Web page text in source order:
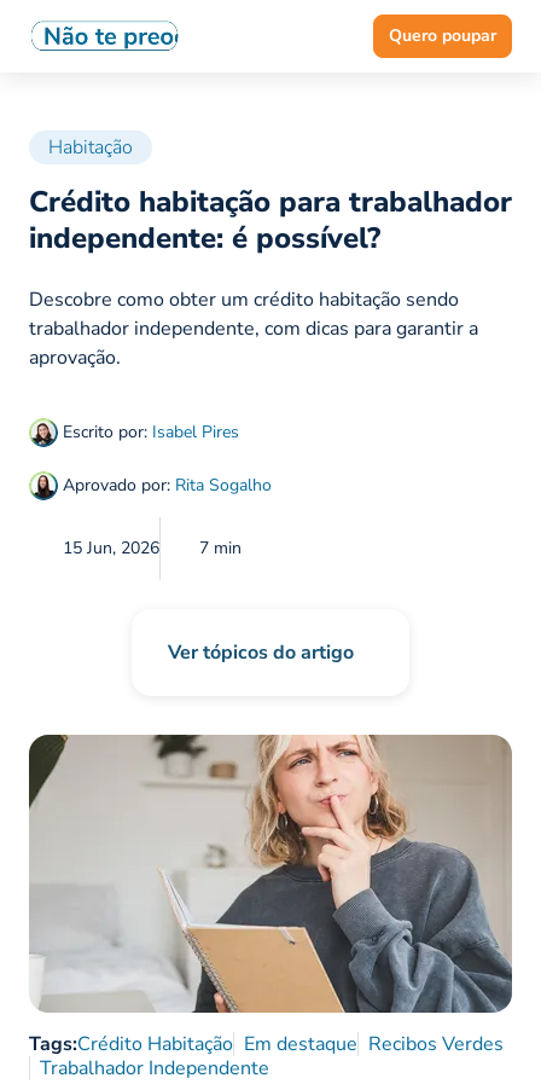
Quero poupar
Habitação
Crédito habitação para trabalhador
independente: é possível?
Escrito por: Isabel Pires
Aprovado por: Rita Sogalho
15 Jun, 2026 7 min
Descobre como obter um crédito habitação sendo
trabalhador independente, com dicas para garantir a
aprovação.
Ver tópicos do artigo
Tags:Crédito Habitação Em destaque Recibos Verdes
Trabalhador Independente